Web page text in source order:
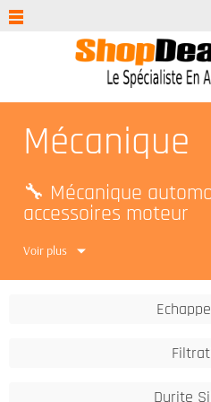
Mécanique
🔧 Mécanique
accessoires moteur
ShopDealsAuto
auto: échappement, filtres,
climatisation et accessoires
universelles et performantes
réparation de votre véhicule.
⚙️ Nos catégories
Voir plus
Durite